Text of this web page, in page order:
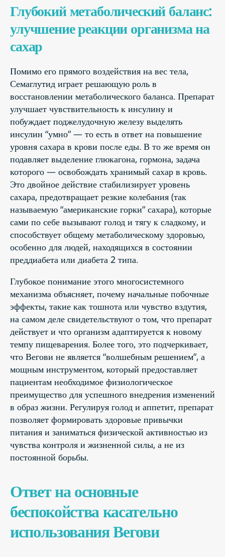
Глубокий метаболический баланс:
улучшение реакции организма на
сахар
Помимо его прямого воздействия на вес тела,
Семаглутид играет решающую роль в
восстановлении метаболического баланса. Препарат
улучшает чувствительность к инсулину и
побуждает поджелудочную железу выделять
инсулин “умно” — то есть в ответ на повышение
уровня сахара в крови после еды. В то же время он
подавляет выделение глюкагона, гормона, задача
которого — освобождать хранимый сахар в кровь.
Это двойное действие стабилизирует уровень
сахара, предотвращает резкие колебания (так
называемую “американские горки” сахара), которые
сами по себе вызывают голод и тягу к сладкому, и
способствует общему метаболическому здоровью,
особенно для людей, находящихся в состоянии
преддиабета или диабета 2 типа.
Глубокое понимание этого многосистемного
механизма объясняет, почему начальные побочные
эффекты, такие как тошнота или чувство вздутия,
на самом деле свидетельствуют о том, что препарат
действует и что организм адаптируется к новому
темпу пищеварения. Более того, это подчеркивает,
что Вегови не является “волшебным решением”, а
мощным инструментом, который предоставляет
пациентам необходимое физиологическое
преимущество для успешного внедрения изменений
в образ жизни. Регулируя голод и аппетит, препарат
позволяет формировать здоровые привычки
питания и заниматься физической активностью из
чувства контроля и жизненной силы, а не из
постоянной борьбы.
Ответ на основные
беспокойства касательно
использования Вегови